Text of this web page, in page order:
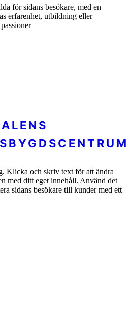
för sidans besökare, med en
erfarenhet, utbildning eller
passioner
Klicka och skriv text för att ändra
med ditt eget innehåll. Använd det
sidans besökare till kunder med ett